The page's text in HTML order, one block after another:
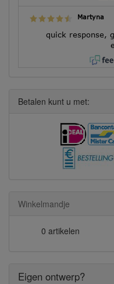
Martyna
quick response,
Betalen kunt u met:
Winkelmandje
0 artikelen
Eigen ontwerp?